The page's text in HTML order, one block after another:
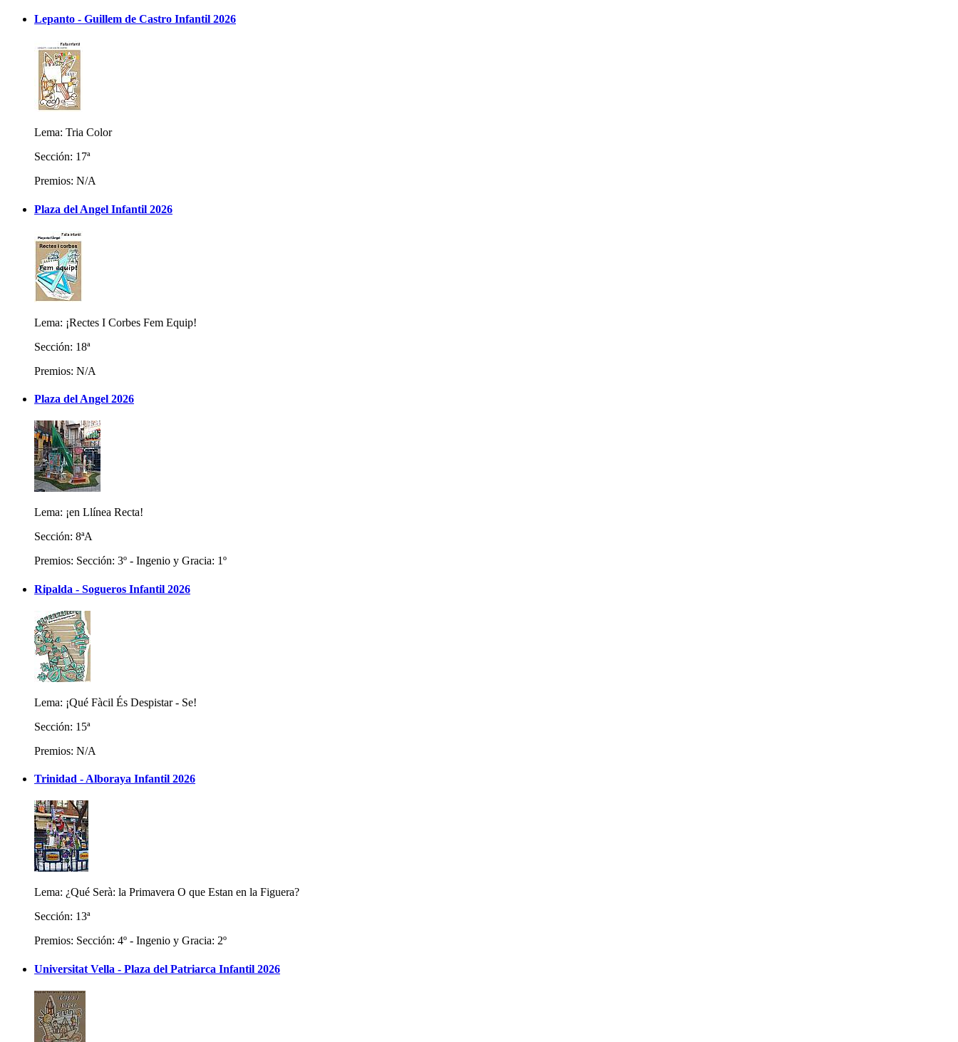
Lepanto - Guillem de Castro Infantil 2026
Lema: Tria Color
Sección: 17ª
Premios: N/A
Plaza del Angel Infantil 2026
Lema: ¡Rectes I Corbes Fem Equip!
Sección: 18ª
Premios: N/A
Plaza del Angel 2026
Lema: ¡en Llínea Recta!
Sección: 8ªA
Premios: Sección: 3º - Ingenio y Gracia: 1º
Ripalda - Sogueros Infantil 2026
Lema: ¡Qué Fàcil És Despistar - Se!
Sección: 15ª
Premios: N/A
Trinidad - Alboraya Infantil 2026
Lema: ¿Qué Serà: la Primavera O que Estan en la Figuera?
Sección: 13ª
Premios: Sección: 4º - Ingenio y Gracia: 2º
Universitat Vella - Plaza del Patriarca Infantil 2026